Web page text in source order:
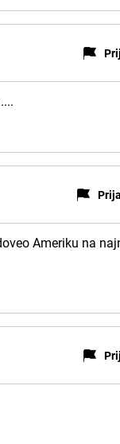
Ameriku na